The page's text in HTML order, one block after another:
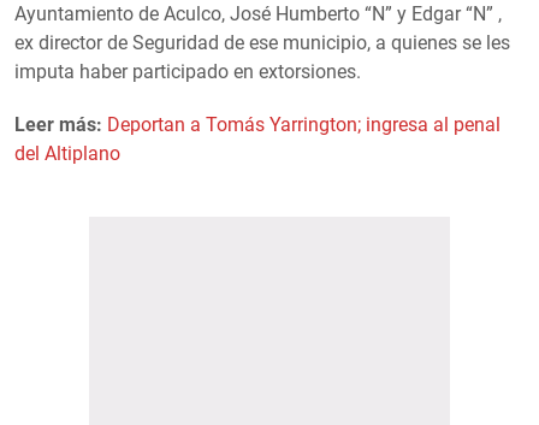
Ayuntamiento de Aculco, José Humberto “N” y Edgar “N” ,
ex director de Seguridad de ese municipio, a quienes se les
imputa haber participado en extorsiones.
Leer más: Deportan a Tomás Yarrington; ingresa al penal
del Altiplano